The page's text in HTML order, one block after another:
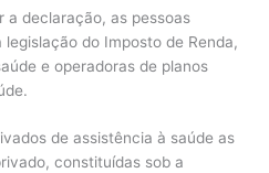
a declaração, as pessoas
do Imposto de Renda,
e operadoras de planos
de assistência à saúde as
constituídas sob a